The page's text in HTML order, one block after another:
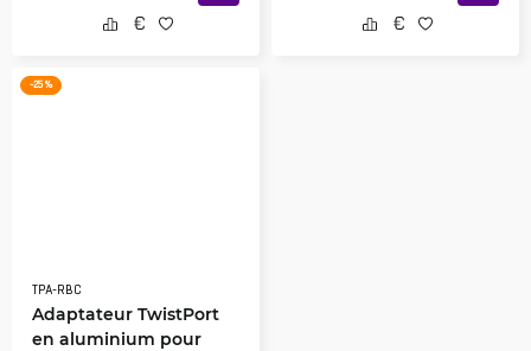
-25 %
TPA-RBC
Adaptateur TwistPort
en aluminium pour